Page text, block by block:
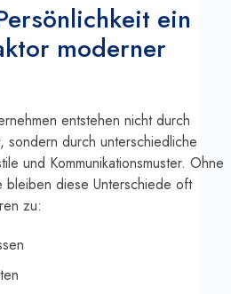
ein
moderner
entstehen nicht durch
sondern durch unterschiedliche
und Kommunikationsmuster. Ohne
bleiben diese Unterschiede oft
zu: